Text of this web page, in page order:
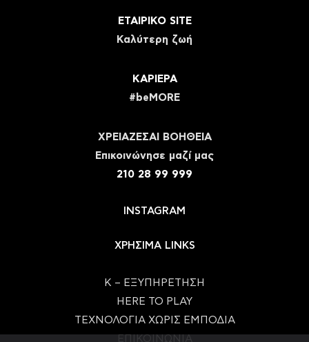
ΕΤΑΙΡΙΚΟ SITE
Καλύτερη ζωή
ΚΑΡΙΕΡΑ
#beMORE
ΧΡΕΙΑΖΕΣΑΙ ΒΟΗΘΕΙΑ
Eπικοινώνησε μαζί μας
210 28 99 999
INSTAGRAM
ΧΡΗΣΙΜΑ LINKS
Κ – ΕΞΥΠΗΡΕΤΗΣΗ
HERE TO PLAY
ΤΕΧΝΟΛΟΓΙΑ ΧΩΡΙΣ ΕΜΠΟΔΙΑ